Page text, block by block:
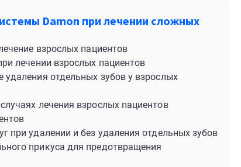
Damon при лечении сложных
взрослых пациентов
лечении взрослых пациентов
отдельных зубов у взрослых
лечения взрослых пациентов
при удалении и без удаления отдельных зубов
прикуса для предотвращения